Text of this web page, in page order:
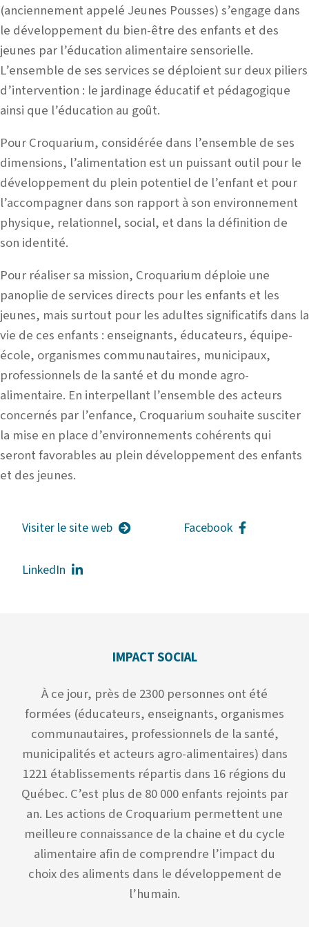
(anciennement appelé Jeunes Pousses) s’engage dans
le développement du bien-être des enfants et des
jeunes par l’éducation alimentaire sensorielle.
L’ensemble de ses services se déploient sur deux piliers
d’intervention : le jardinage éducatif et pédagogique
ainsi que l’éducation au goût.
Pour Croquarium, considérée dans l’ensemble de ses
dimensions, l’alimentation est un puissant outil pour le
développement du plein potentiel de l’enfant et pour
l’accompagner dans son rapport à son environnement
physique, relationnel, social, et dans la définition de
son identité.
Pour réaliser sa mission, Croquarium déploie une
panoplie de services directs pour les enfants et les
jeunes, mais surtout pour les adultes significatifs dans la
vie de ces enfants : enseignants, éducateurs, équipe-
école, organismes communautaires, municipaux,
professionnels de la santé et du monde agro-
alimentaire. En interpellant l’ensemble des acteurs
concernés par l’enfance, Croquarium souhaite susciter
la mise en place d’environnements cohérents qui
seront favorables au plein développement des enfants
et des jeunes.
Visiter le site web Facebook
LinkedIn
IMPACT SOCIAL
À ce jour, près de 2300 personnes ont été
formées (éducateurs, enseignants, organismes
communautaires, professionnels de la santé,
municipalités et acteurs agro-alimentaires) dans
1221 établissements répartis dans 16 régions du
Québec. C’est plus de 80 000 enfants rejoints par
an. Les actions de Croquarium permettent une
meilleure connaissance de la chaine et du cycle
alimentaire afin de comprendre l’impact du
choix des aliments dans le développement de
l’humain.